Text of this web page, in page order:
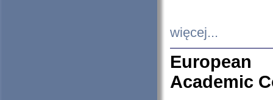
więcej...
European
Academic